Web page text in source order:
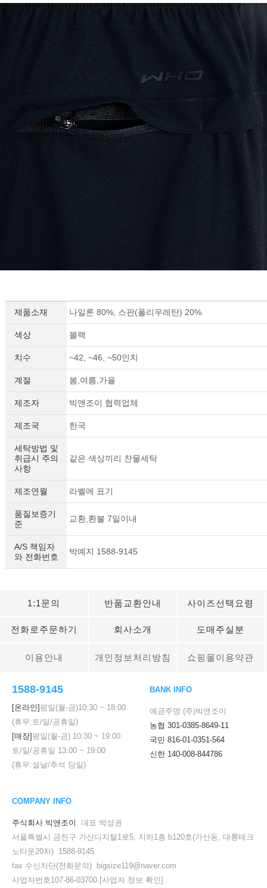
제품소재 나일론 80%, 스판(폴리우레탄) 20%
색상 블랙
치수 ~42, ~46, ~50인치
계절 봄,여름,가을
제조자 빅앤조이 협력업체
제조국 한국
세탁방법 및
취급시 주의
사항
같은 색상끼리 찬물세탁
제조연월 라벨에 표기
품질보증기
준
교환,환불 7일이내
A/S 책임자
와 전화번호
박예지 1588-9145
1:1문의 반품교환안내 사이즈선택요령
전화로주문하기 회사소개 도매주실분
이용안내 개인정보처리방침 쇼핑몰이용약관
1588-9145
[온라인]평일(월-금)10:30 ~ 18:00
(휴무:토/일/공휴일)
[매장]평일(월-금) 10:30 ~ 19:00
토/일/공휴일 13:00 ~ 19:00
(휴무:설날/추석 당일)
BANK INFO
예금주명 (주)빅앤조이
농협 301-0385-8649-11
국민 816-01-0351-564
신한 140-008-844786
COMPANY INFO
주식회사 빅앤조이
대표 박성권
서울특별시 금천구 가산디지털1로5, 지하1층 b120호(가산동, 대륭테크
노타운20차) 1588-9145
fax 수신차단(전화문의) bigsize119@naver.com
사업자번호107-86-03700 [사업자 정보 확인]